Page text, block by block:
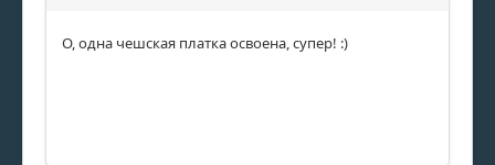
О, одна чешская платка освоена, супер! :)